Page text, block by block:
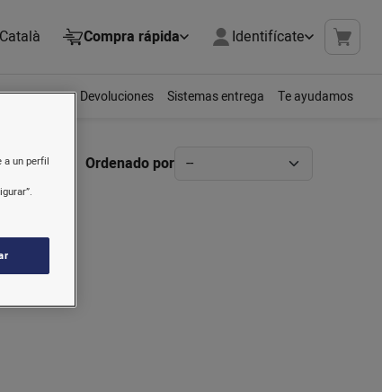
Català Compra rápida Identifícate
Devoluciones Sistemas entrega Te ayudamos
Ordenado por
un perfil